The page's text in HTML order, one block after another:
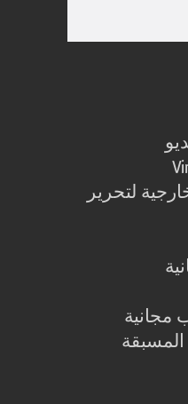
لتحرير
مجانية
إعدادات Lightroom المسبقة